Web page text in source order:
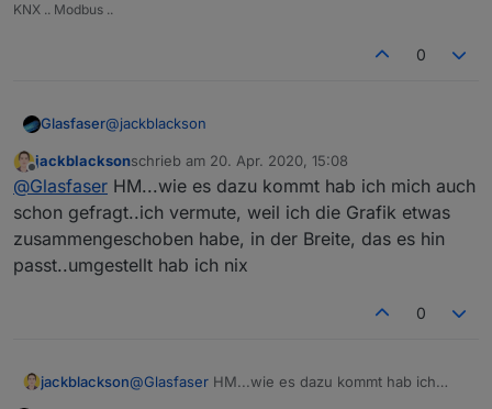
KNX .. Modbus ..
0
Glasfaser@jackblackson
Vielleicht an der Zeitdarstellung !?
Deins 1 3 5 7 ....
Original 1 2 3 4 5 6 .....
Offline
jackblacksonschrieb am 20. Apr. 2020, 15:08
zuletzt editiert von
@Glasfaser HM...wie es dazu kommt hab ich mich auch
schon gefragt..ich vermute, weil ich die Grafik etwas
zusammengeschoben habe, in der Breite, das es hin
passt..umgestellt hab ich nix
0
jackblackson@Glasfaser HM...wie es dazu kommt hab ich